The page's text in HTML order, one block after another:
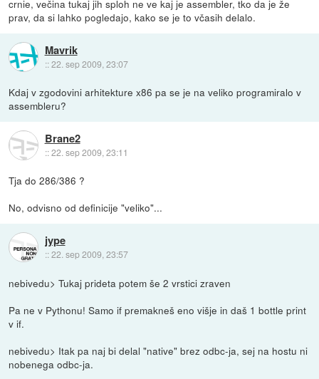
crnie, večina tukaj jih sploh ne ve kaj je assembler, tko da je že
prav, da si lahko pogledajo, kako se je to včasih delalo.
Mavrik
::22. sep 2009, 23:07
Kdaj v zgodovini arhitekture x86 pa se je na veliko programiralo v
assembleru?
Brane2
::22. sep 2009, 23:11
Tja do 286/386 ?
No, odvisno od definicije "veliko"...
jype
::22. sep 2009, 23:57
nebivedu> Tukaj prideta potem še 2 vrstici zraven
Pa ne v Pythonu! Samo if premakneš eno višje in daš 1 bottle print
v if.
nebivedu> Itak pa naj bi delal "native" brez odbc-ja, sej na hostu ni
nobenega odbc-ja.